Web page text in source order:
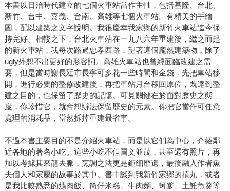
本書以日治時代建立的七個火車站當作主軸，包括基隆、台北、
新竹、台中、嘉義、台南、高雄等七個火車站。有精美的手繪
圖，配以建築之文字說明。我很慶幸我家鄉的新竹火車站迄今保
持完好。相較之下，台北火車站在一九八六年重建後，繼之而起
的新火車站，我每次路過忠孝西路，望著這個龐然建築物，除了
ugly外想不出更好的形容詞。高雄火車站也曾經面臨改建之需
要，但是當時謝長廷市長寧可多花一些時間和金錢，先把車站移
開，進行必要的整修改建後，再把車站月台移回原位，既達到整
建之目的，也保留了歷史的記憶。可見關鍵在於面對歷史之態
度，你珍惜它，就會想辦法保留歷史的元素。你把它當作可任意
處理的消耗品，當然拆掉重建最省事。
不過本書主要目的不是介紹火車站，而是以它們為中心，介紹鄰
近各地的著名小吃。這些小吃不但圖文並茂，甚至還有照片，再
加以考據其來龍去脈，烹調之法更是鉅細靡遺，最後融入作者魚
夫個人和家屬的故事於其中。書中談到我新竹家鄉的摃丸，或者
是我比較熟悉的爌肉飯、筒仔米糕、牛肉麵、蚵爹、土魠魚羹等